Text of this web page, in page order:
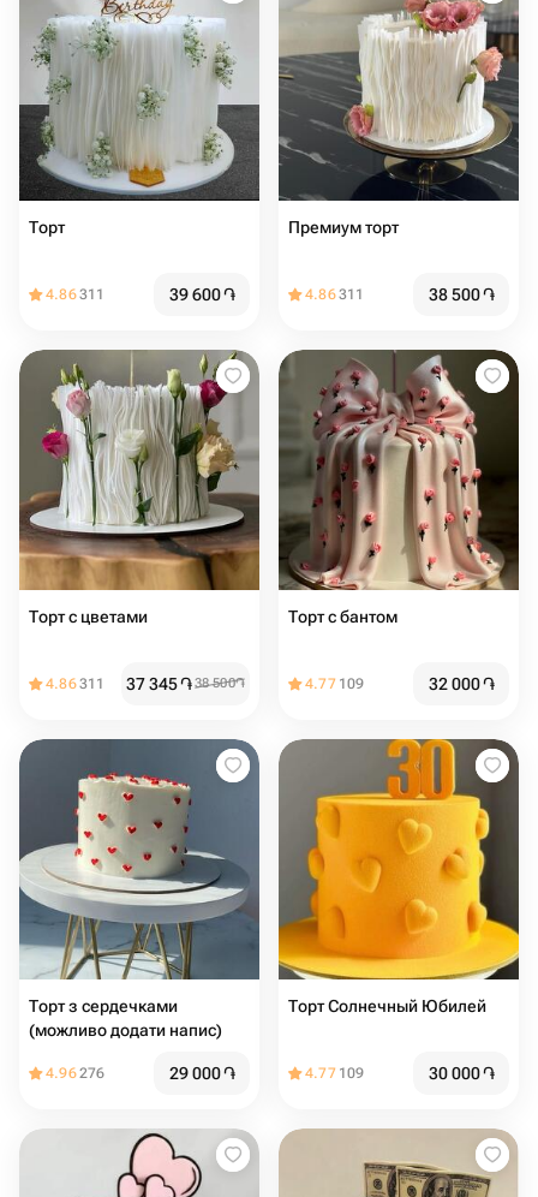
Торт
4.86311 39 600֏
Премиум торт
4.86311 38 500֏
Торт с цветами
4.86311 37 345֏38 500֏
Торт с бантом
4.77 109 32 000֏
Торт з сердечками
(можливо додати напис)
4.96276 29 000֏
Торт Солнечный Юбилей
4.77 109 30 000֏